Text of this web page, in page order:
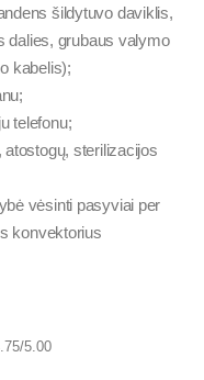
šildytuvo daviklis,
dalies, grubaus valymo
kabelis);
telefonu;
sterilizacijos
vėsinti pasyviai per
konvektorius
5.00